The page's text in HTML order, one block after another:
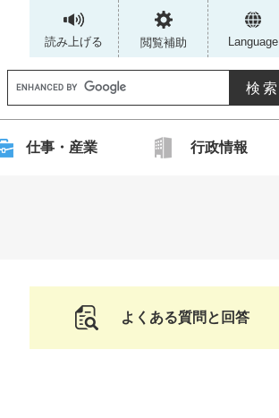
読み上げる 閲覧補助 Language
G
o
g
l
仕事・産業 行政情報
よくある質問と回答